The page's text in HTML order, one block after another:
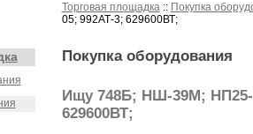
Торговая площадка:: Покупка
05; 992АТ-3; 629600ВТ;
Покупка оборудования
Ищу 748Б; НШ-39М; НП25-
629600ВТ;